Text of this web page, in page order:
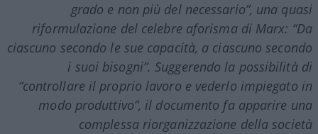
grado e non più del necessario”, una quasi
riformulazione del celebre aforisma di Marx: “Da
ciascuno secondo le sue capacità, a ciascuno secondo
i suoi bisogni”. Suggerendo la possibilità di
“controllare il proprio lavoro e vederlo impiegato in
modo produttivo”, il documento fa apparire una
complessa riorganizzazione della società